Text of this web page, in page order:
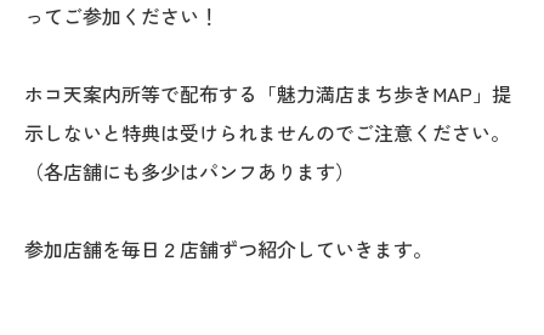
ってご参加ください！
ホコ天案内所等で配布する「魅力満店まち歩きMAP」提
示しないと特典は受けられませんのでご注意ください。
（各店舗にも多少はパンフあります）
参加店舗を毎日２店舗ずつ紹介していきます。